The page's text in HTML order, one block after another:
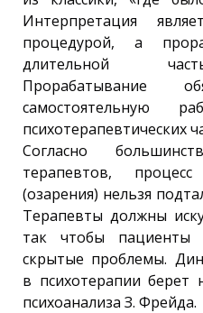
Интерпретация
процедурой, а
длительной
Прорабатывание
самостоятельную
психотерапевтических
Согласно
терапевтов,
(озарения) нельзя
Терапевты должны
так чтобы пациенты
скрытые проблемы.
в психотерапии берет
психоанализа З. Фрейда.